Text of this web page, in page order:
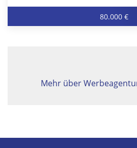
80.000 €
Mehr über